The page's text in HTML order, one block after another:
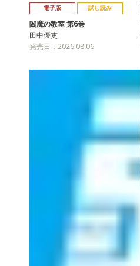
電子版 試し読み
閻魔の教室 第6巻
田中優吏
発売日：2026.08.06